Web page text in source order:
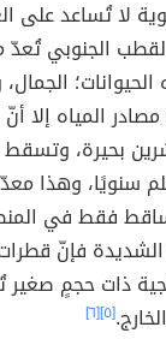
لا تُساعد على
الجنوبي تُعدّ
المياه إلا أنّ
بحيرة،
بمعدل 20 ملم
فقط في
فإنّ
ذات حجمٍ
[٥] [٦]